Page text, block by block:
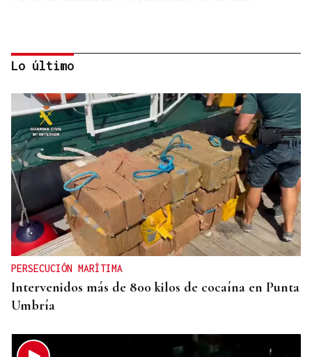
ECLIPSE EN ESPAÑA
Iberia fletará un vuelo especial para contemplar el
eclipse total de Sol desde el aire
Lo último
PERSECUCIÓN MARÍTIMA
Intervenidos más de 800 kilos de cocaína en Punta
Umbría